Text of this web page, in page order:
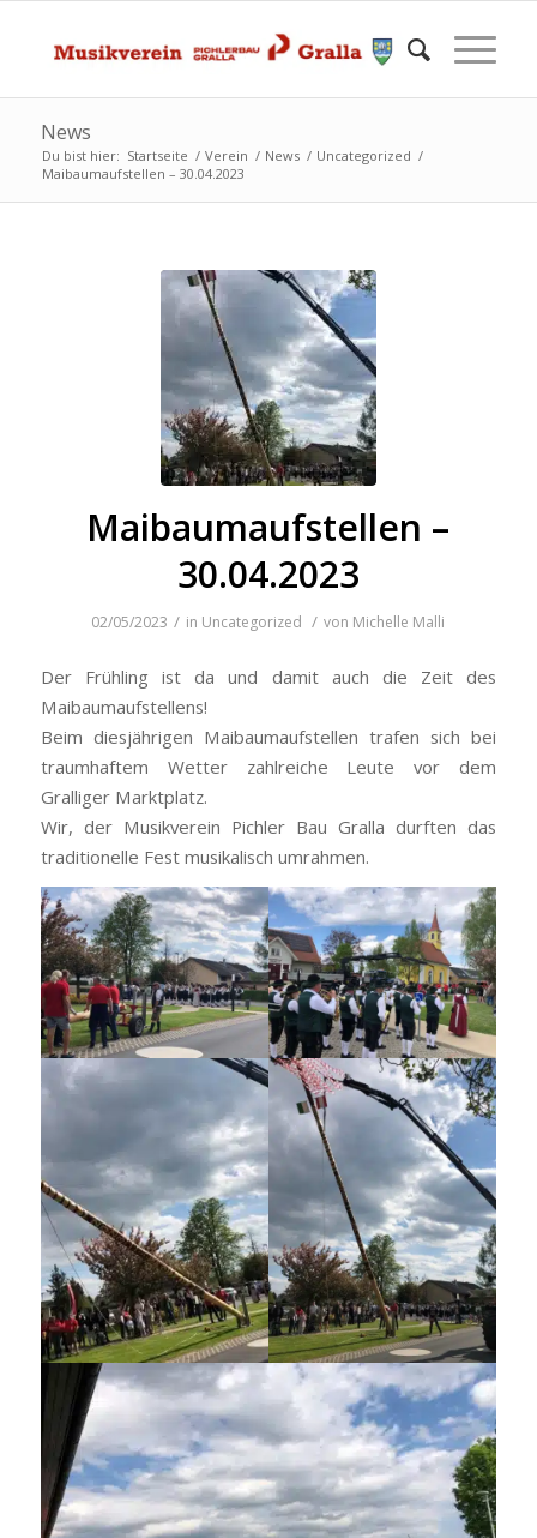
News
Du bist hier: Startseite / Verein / News / Uncategorized /
Maibaumaufstellen – 30.04.2023
Maibaumaufstellen –
30.04.2023
02/05/2023 / in Uncategorized / von Michelle Malli
Der Frühling ist da und damit auch die Zeit des
Maibaumaufstellens!
Beim diesjährigen Maibaumaufstellen trafen sich bei
traumhaftem Wetter zahlreiche Leute vor dem
Gralliger Marktplatz.
Wir, der Musikverein Pichler Bau Gralla durften das
traditionelle Fest musikalisch umrahmen.